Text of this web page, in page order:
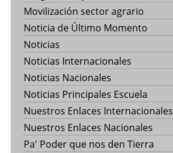
Movilización sector agrario
Noticia de Último Momento
Noticias
Noticias Internacionales
Noticias Nacionales
Noticias Principales Escuela
Nuestros Enlaces Internacionales
Nuestros Enlaces Nacionales
Pa' Poder que nos den Tierra